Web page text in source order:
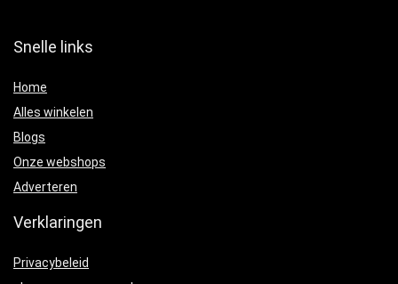
Snelle links
Home
Alles winkelen
Blogs
Onze webshops
Adverteren
Verklaringen
Privacybeleid